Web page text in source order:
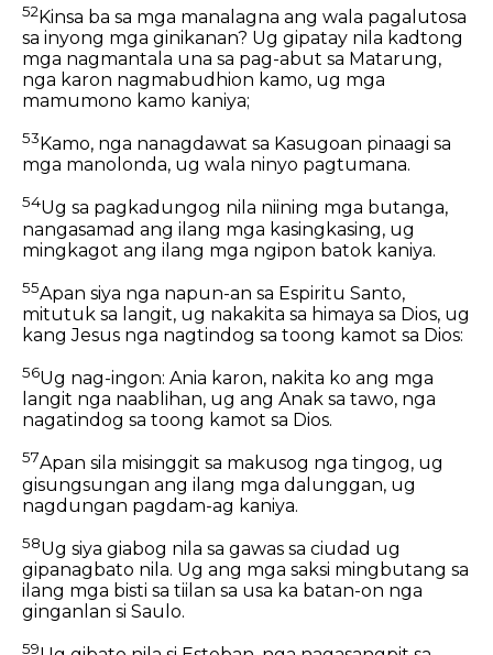
52Kinsa ba sa mga manalagna ang wala pagalutosa
sa inyong mga ginikanan? Ug gipatay nila kadtong
mga nagmantala una sa pag-abut sa Matarung,
nga karon nagmabudhion kamo, ug mga
mamumono kamo kaniya;
53 Kamo, nga nanagdawat sa Kasugoan pinaagi sa
mga manolonda, ug wala ninyo pagtumana.
54Ug sa pagkadungog nila niining mga butanga,
nangasamad ang ilang mga kasingkasing, ug
mingkagot ang ilang mga ngipon batok kaniya.
55Apan siya nga napun-an sa Espiritu Santo,
mitutuk sa langit, ug nakakita sa himaya sa Dios, ug
kang Jesus nga nagtindog sa toong kamot sa Dios:
56Ug nag-ingon: Ania karon, nakita ko ang mga
langit nga naablihan, ug ang Anak sa tawo, nga
nagatindog sa toong kamot sa Dios.
57Apan sila misinggit sa makusog nga tingog, ug
gisungsungan ang ilang mga dalunggan, ug
nagdungan pagdam-ag kaniya.
58Ug siya giabog nila sa gawas sa ciudad ug
gipanagbato nila. Ug ang mga saksi mingbutang sa
ilang mga bisti sa tiilan sa usa ka batan-on nga
ginganlan si Saulo.
59